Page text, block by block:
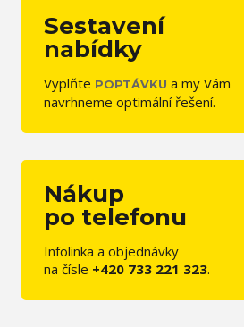
Sestavení
nabídky
Vyplňte POPTÁVKU a my Vám
navrhneme optimální řešení.
Nákup
po telefonu
Infolinka a objednávky
na čísle +420 733 221 323.